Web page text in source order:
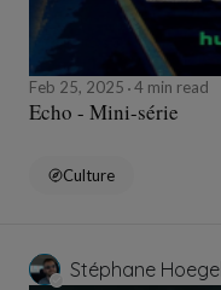
Feb 25, 2025 4 min read
Echo - Mini-série
Culture
Stéphane Hoegel